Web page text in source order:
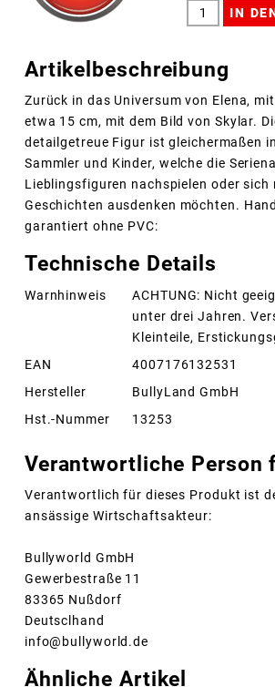
Artikelbeschreibung
Zurück in das Universum von Elena,
etwa 15 cm, mit dem Bild von Skylar.
detailgetreue Figur ist gleichermaßen
Sammler und Kinder, welche die
Lieblingsfiguren nachspielen oder sich
Geschichten ausdenken möchten.
garantiert ohne PVC:
Technische Details
Warnhinweis
ACHTUNG: Nicht
unter drei Jahren.
Kleinteile,
EAN
4007176132531
Hersteller
BullyLand GmbH
Hst.-Nummer
13253
Verantwortliche Person
Verantwortlich für dieses Produkt ist
ansässige Wirtschaftsakteur:
Bullyworld GmbH
Gewerbestraße 11
83365 Nußdorf
Deutsclhand
info@bullyworld.de
Ähnliche Artikel